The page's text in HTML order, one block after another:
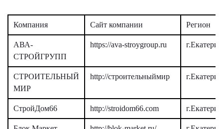
Компания Сайт компании Регион
АВА-
СТРОЙГРУПП
https://ava-stroygroup.ru
СТРОИТЕЛЬНЫЙ
МИР
http://строительныймир
СтройДом66 http://stroidom66.com